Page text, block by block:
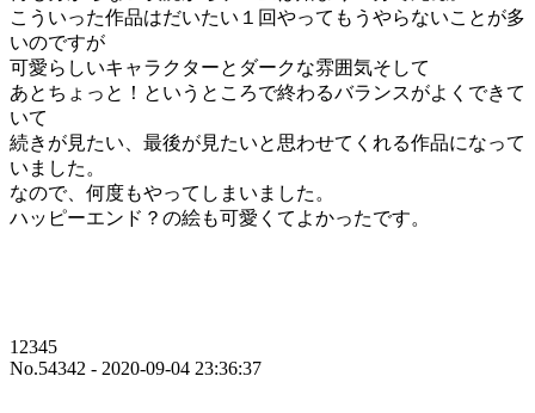
こういった作品はだいたい１回やってもうやらないことが多
いのですが
可愛らしいキャラクターとダークな雰囲気そして
あとちょっと！というところで終わるバランスがよくできて
いて
続きが見たい、最後が見たいと思わせてくれる作品になって
いました。
なので、何度もやってしまいました。
ハッピーエンド？の絵も可愛くてよかったです。
12345
No.54342 - 2020-09-04 23:36:37